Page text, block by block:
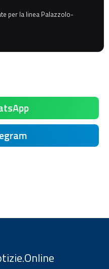
per la linea Palazzolo-